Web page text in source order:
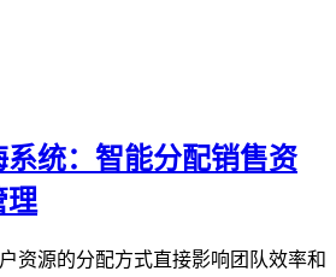
统：智能分配销售资
理
资源的分配方式直接影响团队效率和